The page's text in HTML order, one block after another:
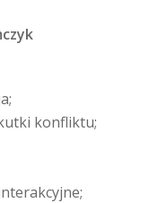
konfliktu;